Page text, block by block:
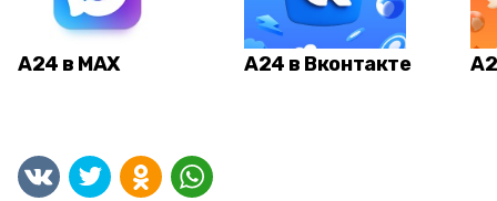
А24 в MAX А24 в Вконтакте